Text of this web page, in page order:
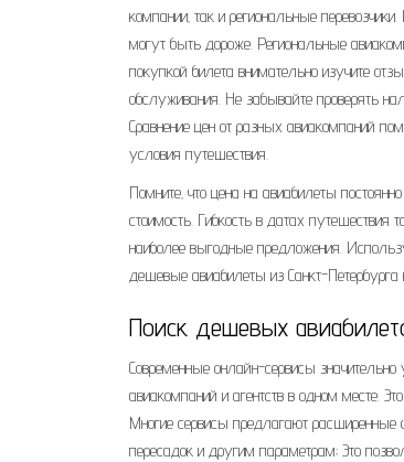
компании‚ так и региональные
могут быть дороже. Региональные
покупкой билета внимательно изучите
обслуживания. Не забывайте проверять
Сравнение цен от разных авиакомпаний
условия путешествия.
Помните‚ что цена на авиабилеты
стоимость. Гибкость в датах путешествия
наиболее выгодные предложения.
дешевые авиабилеты из Санкт-Петербурга
Поиск дешевых
Современные онлайн-сервисы
авиакомпаний и агентств в одном месте.
Многие сервисы предлагают расширенные
пересадок и другим параметрам; Это